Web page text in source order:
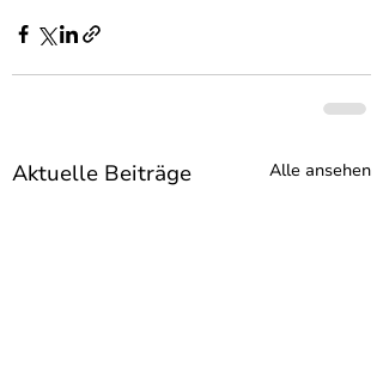
Aktuelle Beiträge Alle ansehen